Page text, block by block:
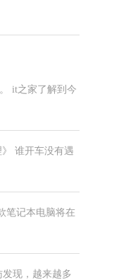
it之家了解到今
谁开车没有遇
笔记本电脑将在
现，越来越多